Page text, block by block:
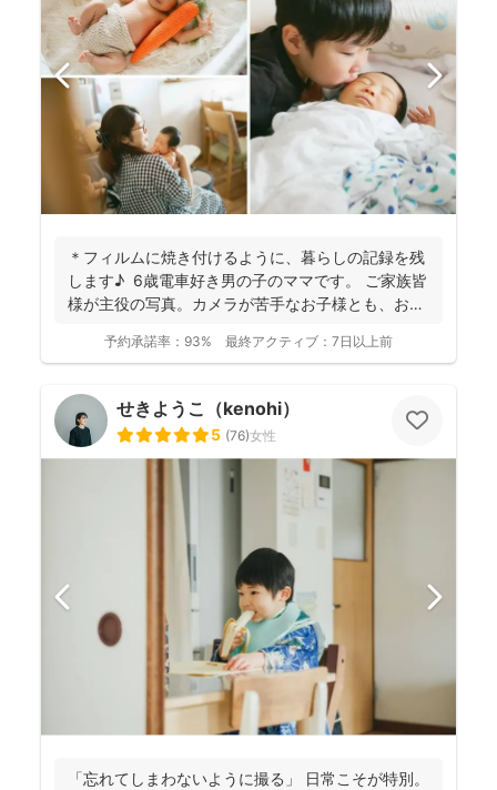
＊フィルムに焼き付けるように、暮らしの記録を残
します♪ 6歳電車好き男の子のママです。 ご家族皆
様が主役の写真。カメラが苦手なお子様とも、お話
予約承諾率： 93% 最終アクティブ： 7日以上前
せきようこ（kenohi）
5 (76)女性
「忘れてしまわないように撮る」 日常こそが特別。